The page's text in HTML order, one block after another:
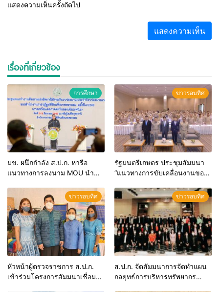
แสดงความเห็นครั้งถัดไป
เรื่องที่เกี่ยวข้อง
การศึกษา
มข. ผนึกกำลัง ส.ป.ก. หารือ
แนวทางการลงนาม MOU นำ
คุณภาพชีวิตเกษตรกรไทย
ข่าวรอบทิศ
รัฐมนตรีเกษตร ประชุมสัมมนา
“แนวทางการขับเคลื่อนงานของ
เกษตรกรรม ปีงบประมาณ พ.ศ.
2567
ข่าวรอบทิศ
หัวหน้าผู้ตรวจราชการ ส.ป.ก.
เข้าร่วมโครงการสัมมนาเชื่อม
ข่าวรอบทิศ
ส.ป.ก. จัดสัมมนาการจัดทำแผน
กลยุทธ์การบริหารทรัพยากร